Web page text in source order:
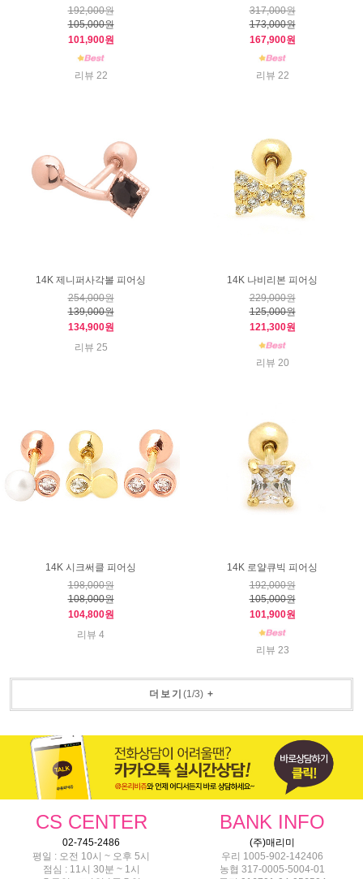
192,000원
105,000원
101,900원
리뷰 22
317,000원
173,000원
167,900원
리뷰 22
14K 제니퍼사각볼 피어싱
254,000원
139,000원
134,900원
리뷰 25
14K 나비리본 피어싱
229,000원
125,000원
121,300원
리뷰 20
14K 시크써클 피어싱
198,000원
108,000원
104,800원
리뷰 4
14K 로얄큐빅 피어싱
192,000원
105,000원
101,900원
리뷰 23
더보기 (1/3)+
CS CENTER BANK INFO
02-745-2486
(주)매리미
평일 : 오전 10시 ~ 오후 5시
점심 : 11시 30분 ~ 1시
우리 1005-902-142406
농협 317-0005-5004-01